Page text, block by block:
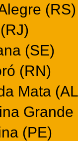
(RS)
(SE)
(RN)
Mata
Grande
(PE)